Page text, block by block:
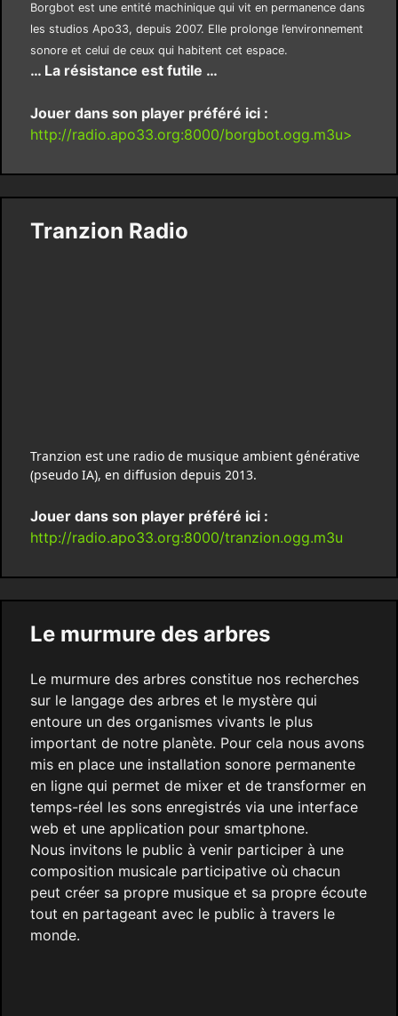
Borgbot est une entité machinique qui vit en permanence dans
les studios Apo33, depuis 2007. Elle prolonge l’environnement
sonore et celui de ceux qui habitent cet espace.
… La résistance est futile …
Jouer dans son player préféré ici :
http://radio.apo33.org:8000/borgbot.ogg.m3u>
Tranzion Radio
Tranzion est une radio de musique ambient générative
(pseudo IA), en diffusion depuis 2013.
Jouer dans son player préféré ici :
http://radio.apo33.org:8000/tranzion.ogg.m3u
Le murmure des arbres
Le murmure des arbres constitue nos recherches
sur le langage des arbres et le mystère qui
entoure un des organismes vivants le plus
important de notre planète. Pour cela nous avons
mis en place une installation sonore permanente
en ligne qui permet de mixer et de transformer en
temps-réel les sons enregistrés via une interface
web et une application pour smartphone.
Nous invitons le public à venir participer à une
composition musicale participative où chacun
peut créer sa propre musique et sa propre écoute
tout en partageant avec le public à travers le
monde.